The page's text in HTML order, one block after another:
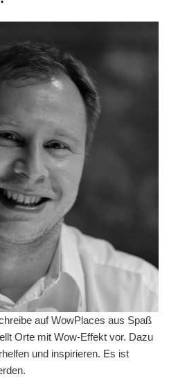
auf WowPlaces aus Spaß
Orte mit Wow-Effekt vor. Dazu
und inspirieren. Es ist